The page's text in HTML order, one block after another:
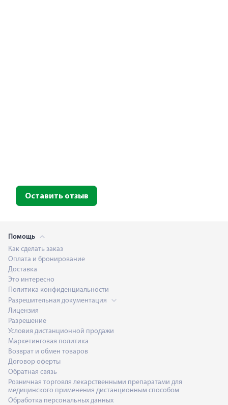
Оставить отзыв
Помощь
Как сделать заказ
Оплата и бронирование
Доставка
Это интересно
Политика конфиденциальности
Разрешительная документация
Лицензия
Разрешение
Условия дистанционной продажи
Маркетинговая политика
Возврат и обмен товаров
Договор оферты
Обратная связь
Розничная торговля лекарственными препаратами для
медицинского применения дистанционным способом
Обработка персональных данных